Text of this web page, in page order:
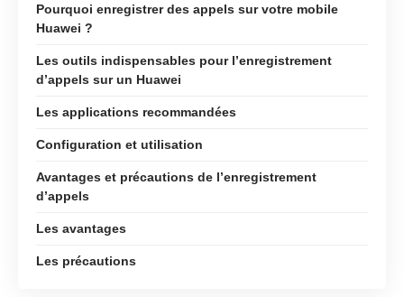
Pourquoi enregistrer des appels sur votre mobile
Huawei ?
Les outils indispensables pour l’enregistrement
d’appels sur un Huawei
Les applications recommandées
Configuration et utilisation
Avantages et précautions de l’enregistrement
d’appels
Les avantages
Les précautions